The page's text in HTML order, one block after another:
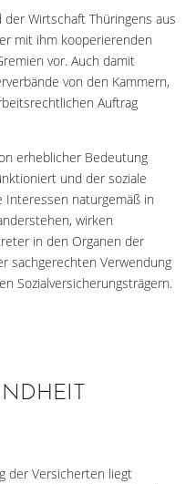
Wirtschaft Thüringens aus
mit ihm kooperierenden
vor. Auch damit
von den Kammern,
Auftrag
erheblicher Bedeutung
und der soziale
Interessen naturgemäß in
wirken
in den Organen der
sachgerechten Verwendung
Sozialversicherungsträgern.
der Versicherten liegt